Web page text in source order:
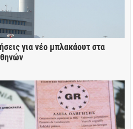
για νέο μπλακάουτ στα